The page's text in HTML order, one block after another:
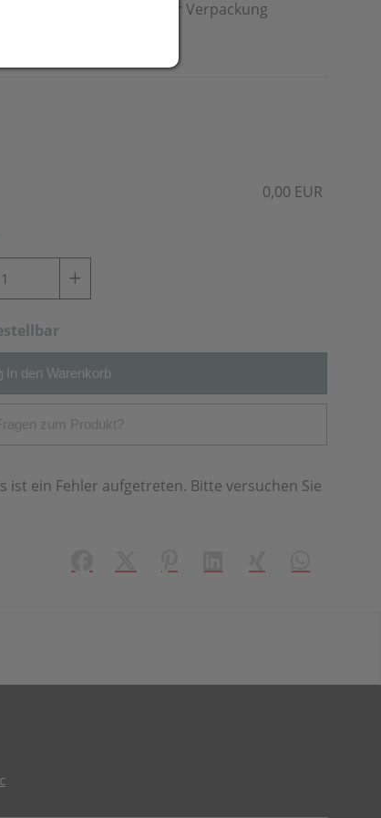
Werbung wird auf der Verpackung
0,00 EUR
In den Warenkorb
zum Produkt?
ist ein Fehler aufgetreten. Bitte versuchen Sie
Facebook
X PinterestLinkedInXing WhatsApp